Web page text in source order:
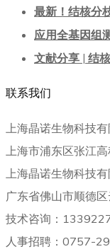
最新！结核分
应用全基因组
文献分享 | 结
联系我们
上海晶诺生物科技
上海市浦东区张江
上海晶诺生物科技
广东省佛山市顺德
技术咨询：
人事招聘：0757-